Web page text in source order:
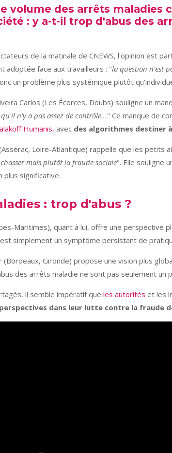
volume des arrêts maladies
: y a-t-il trop d'abus des
de la matinale de CNEWS, l'opinion est
adoptée face aux travailleurs : "la question n'est
un problème plus systémique plutôt
Carlos (Les Écorces, Doubs) souligne un
n'y a pas assez de contrôle..." Ce manque de
Humanis, avec des algorithmes destiner
Loire-Atlantique) rappelle que les petits
mais plutôt la fraude sociale". Elle souligne
plus significative.
: trop d'abus ?
Maritimes), quant à lui, offre une perspective
simplement un symptôme persistant de
(Bordeaux, Gironde) propose une vision plus
des arrêts maladie ne sont pas seulement
il semble impératif que les autorités et les
dans leur lutte contre la fraude